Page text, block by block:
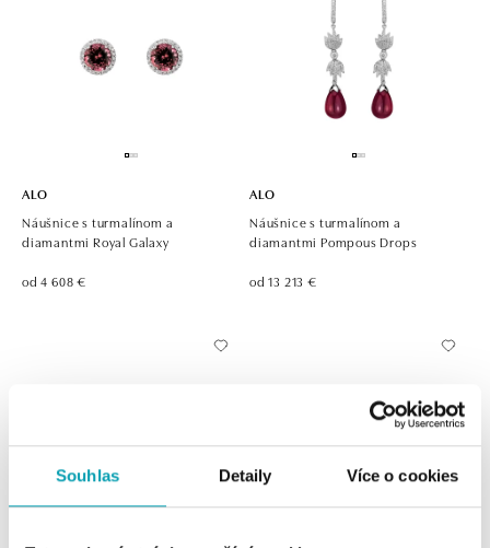
Souhlas Detaily Více o cookies
ALO
Náušnice s turmalínom a
diamantmi Royal Galaxy
od 4 608 €
ALO
Náušnice s turmalínom a
diamantmi Pompous Drops
od 13 213 €